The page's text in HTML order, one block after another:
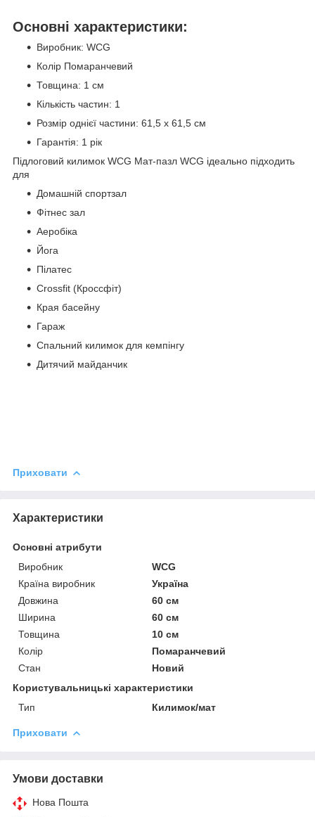
Основні характеристики:
Виробник: WCG
Колір Помаранчевий
Товщина: 1 см
Кількість частин: 1
Розмір однієї частини: 61,5 х 61,5 см
Гарантія: 1 рік
Підлоговий килимок WCG Мат-пазл WCG ідеально підходить
для
Домашній спортзал
Фітнес зал
Аеробіка
Йога
Пілатес
Crossfit (Кроссфіт)
Края басейну
Гараж
Спальний килимок для кемпінгу
Дитячий майданчик
Приховати
Характеристики
Основні атрибути
Виробник
WCG
Країна виробник
Україна
Довжина
60 см
Ширина
60 см
Товщина
10 см
Колір
Помаранчевий
Стан
Новий
Користувальницькі характеристики
Тип
Килимок/мат
Приховати
Умови доставки
Нова Пошта